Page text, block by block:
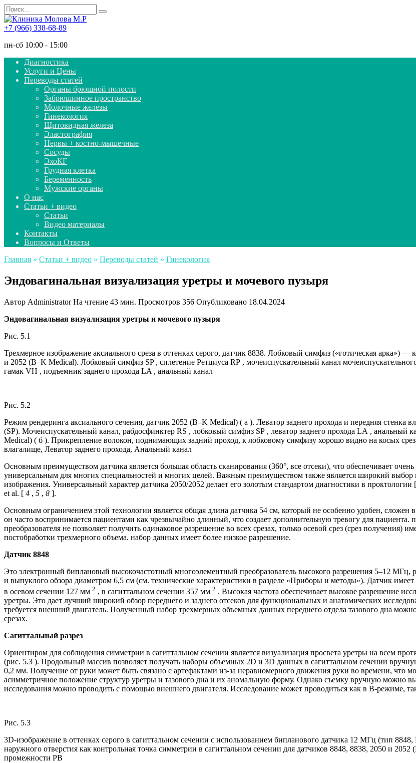
Перейти
к
содержанию
Search
for:
+7 (966) 338-68-89
пн-сб 10:00 - 15:00
Диагностика
Услуги и Цены
Переводы статей
Органы брюшной полости
Забрюшинное пространство
Молочные железы
Гинекология
Щитовидная железа
Эластография
Нервы + костно-мышечные
Сосуды
ЭхоКГ
Грудная клетка
Беременность
Мужские органы
О нас
Статьи + видео
Статьи
Видео материалы
Контакты
Вопросы и Ответы
Главная » Статьи + видео » Переводы статей » Гинекология
Эндовагинальная визуализация уретры и мочевого пузыря
Автор Administrator На чтение 43 мин. Просмотров 356 Опубликовано 18.04.2024
Эндовагинальная визуализация уретры и мочевого пузыря
Рис. 5.1
Трехмерное изображение аксиального среза в оттенках серого, датчик 8838. Лобковый симфиз («готическая арка»)
и 2052 (B–K Medical). Лобковый симфиз SP , сплетение Ретциуса RP , мочеиспускательный канал
гамак VH , подъемник заднего прохода LA , анальный канал
Рис. 5.2
Режим рендеринга аксиального сечения, датчик 2052 (B–K Medical) ( а ). Леватор заднего прохода и передняя стенка
(SP). Мочеиспускательный канал, рабдосфинктер RS , лобковый симфиз SP , леватор заднего прохода LA , анальный
Medical) ( б ). Прикрепление волокон, поднимающих задний проход, к лобковому симфизу хорошо видно на косых
влагалище, Леватор заднего прохода, Анальный канал
Основным преимуществом датчика является большая область сканирования (360°, все отсеки), что обеспечивает
универсальным для многих специальностей и многих целей. Важным преимуществом также является широкий выбор
изображения. Универсальный характер датчика 2050/2052 делает его золотым стандартом диагностики в проктологии [
et al. [ 4 , 5 , 8 ].
Основным ограничением этой технологии является общая длина датчика 54 см, который не особенно удобен, сложен
он часто воспринимается пациентами как чрезвычайно длинный, что создает дополнительную тревогу для пациента.
преобразователя не позволяет получить одинаковое разрешение во всех срезах, только осевой срез (срез получения)
постобработки трехмерного объема. набор данных имеет более низкое разрешение.
Датчик 8848
Это электронный биплановый высокочастотный многоэлементный преобразователь высокого разрешения 5–12
и выпуклого обзора диаметром 6,5 см (см. технические характеристики в разделе «Приборы и методы»). Датчик
в осевом сечении 127 мм 2 , в сагиттальном сечении 357 мм 2 . Высокая частота обеспечивает высокое разрешение
уретры. Это дает лучший широкий обзор переднего и заднего отсеков для функциональных и анатомических
требуется внешний двигатель. Полученный набор трехмерных объемных данных переднего отдела тазового дна
срезах.
Сагиттальный разрез
Ориентиром для соблюдения симметрии в сагиттальном сечении является визуализация просвета уретры на всем
(рис. 5.3 ). Продольный массив позволяет получать наборы объемных 2D и 3D данных в сагиттальном сечении
0,2 мм. Получение от руки может быть связано с артефактами из-за неравномерного движения руки во времени, что
асимметричное положение структур уретры и тазового дна и их аномальную форму. Однако съемку вручную можно
исследования можно проводить с помощью внешнего двигателя. Исследование может проводиться как в В-режиме,
Рис. 5.3
3D-изображение в оттенках серого в сагиттальном сечении с использованием бипланового датчика 12 МГц (тип
наружного отверстия как контрольная точка симметрии в сагиттальном сечении для датчиков 8848, 8838, 2050 и
промежности PB